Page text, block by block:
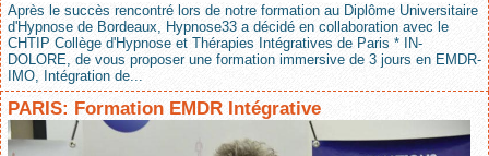
Après le succès rencontré lors de notre formation au Diplôme Universitaire
d'Hypnose de Bordeaux, Hypnose33 a décidé en collaboration avec le
CHTIP Collège d'Hypnose et Thérapies Intégratives de Paris * IN-
DOLORE, de vous proposer une formation immersive de 3 jours en EMDR-
IMO, Intégration de...
PARIS: Formation EMDR Intégrative